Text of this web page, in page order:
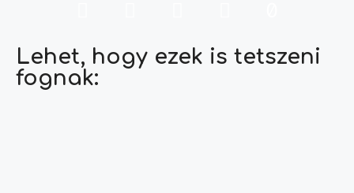
Lehet, hogy ezek is tetszeni
fognak: